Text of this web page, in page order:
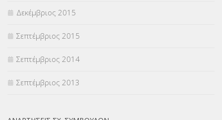
Δεκέμβριος 2015
Σεπτέμβριος 2015
Σεπτέμβριος 2014
Σεπτέμβριος 2013